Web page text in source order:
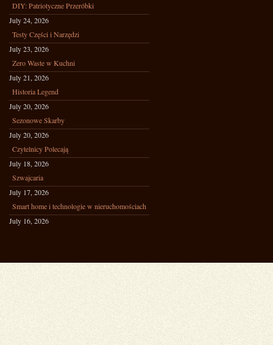
DIY: Patriotyczne Przeróbki
July 24, 2026
Testy Części i Narzędzi
July 23, 2026
Zero Waste w Kuchni
July 21, 2026
Historia Legend
July 20, 2026
Sezonowe Skarby
July 20, 2026
Czytelnicy Polecają
July 18, 2026
Szwajcaria
July 17, 2026
Smart home i technologie w nieruchomościach
July 16, 2026